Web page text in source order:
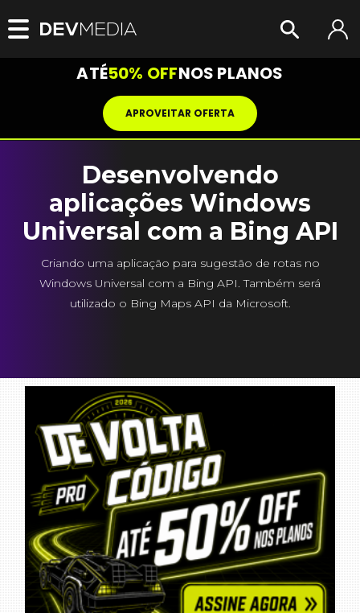
ATÉ50% OFFNOS PLANOS
APROVEITAR OFERTA
Desenvolvendo
aplicações Windows
Universal com a Bing API
Criando uma aplicação para sugestão de rotas no
Windows Universal com a Bing API. Também será
utilizado o Bing Maps API da Microsoft.